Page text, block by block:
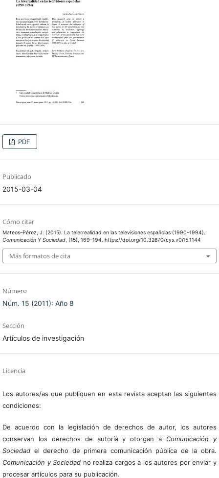
PDF
Publicado
2015-03-04
Cómo citar
Mateos–Pérez, J. (2015). La telerrealidad en las televisiones españolas (1990–1994).
Comunicación Y Sociedad, (15), 169–194. https://doi.org/10.32870/cys.v0i15.1144
Más formatos de cita
Número
Núm. 15 (2011): Año 8
Sección
Artículos de investigación
Licencia
Los autores/as que publiquen en esta revista aceptan las siguientes
condiciones:
De acuerdo con la legislación de derechos de autor, los autores
conservan los derechos de autoría y otorgan a Comunicación y
Sociedadel derecho de primera comunicación pública de la obra.
Comunicación y Sociedad no realiza cargos a los autores por enviar y
procesar artículos para su publicación.